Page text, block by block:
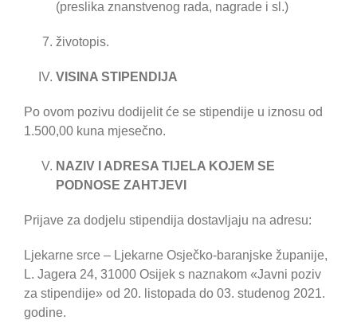
(preslika znanstvenog rada, nagrade i sl.)
životopis.
VISINA STIPENDIJA
Po ovom pozivu dodijelit će se stipendije u iznosu od
1.500,00 kuna mjesečno.
NAZIV I ADRESA TIJELA KOJEM SE
PODNOSE ZAHTJEVI
Prijave za dodjelu stipendija dostavljaju na adresu:
Ljekarne srce – Ljekarne Osječko-baranjske županije,
L. Jagera 24, 31000 Osijek s naznakom «Javni poziv
za stipendije» od 20. listopada do 03. studenog 2021.
godine.